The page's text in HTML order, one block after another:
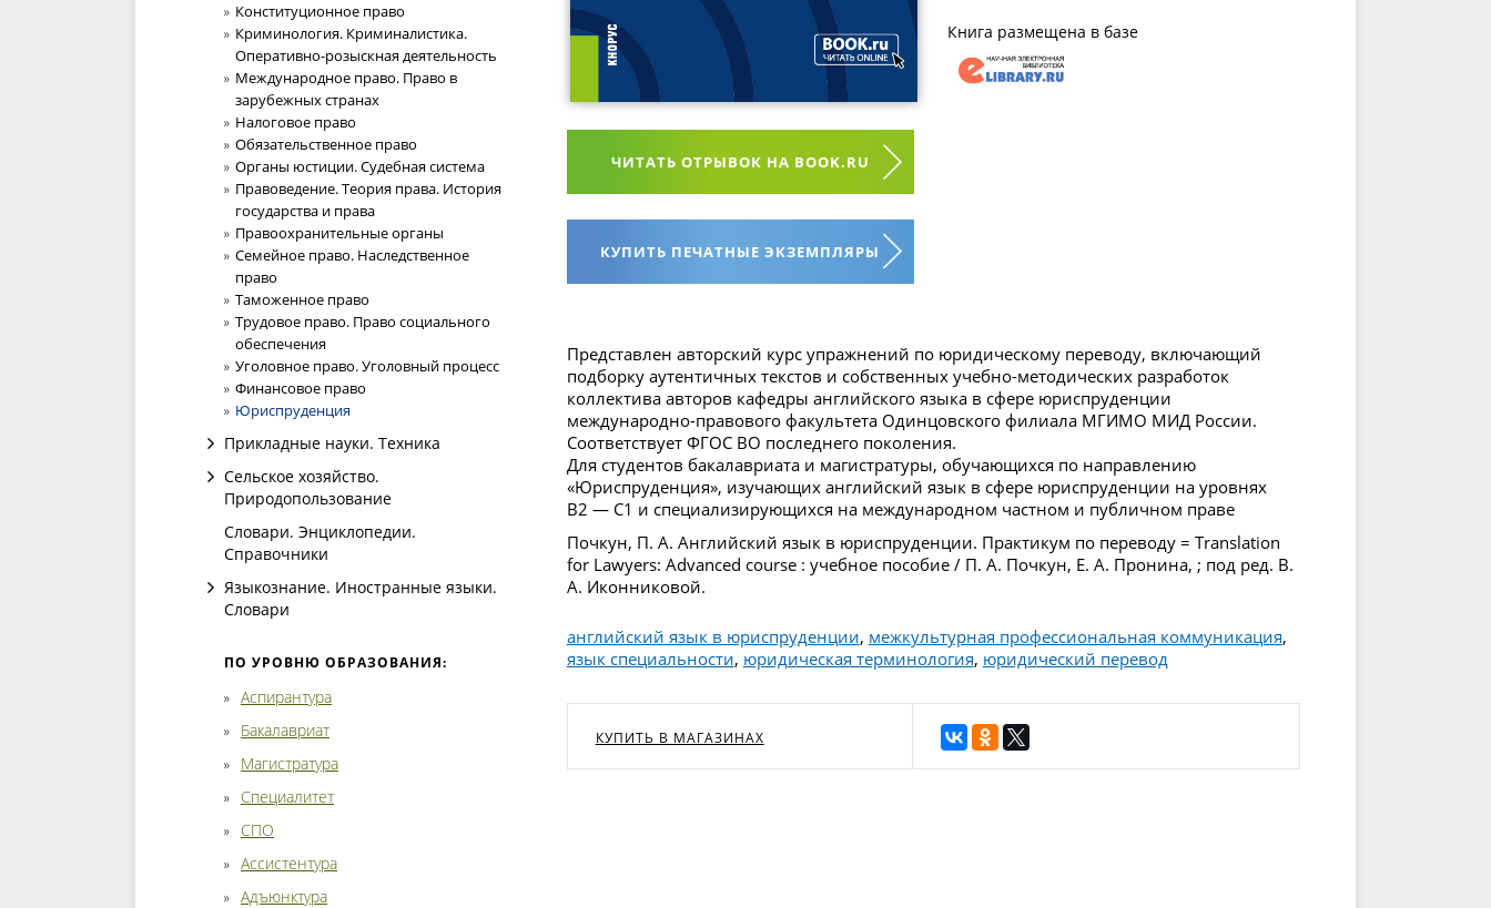
Конституционное право
Криминология. Криминалистика.
Оперативно-розыскная деятельность
Международное право. Право в
зарубежных странах
Налоговое право
Обязательственное право
Органы юстиции. Судебная система
Правоведение. Теория права. История
государства и права
Правоохранительные органы
Семейное право. Наследственное
право
Таможенное право
Трудовое право. Право социального
обеспечения
Уголовное право. Уголовный процесс
Финансовое право
Юриспруденция
Прикладные науки. Техника
Сельское хозяйство.
Природопользование
Словари. Энциклопедии.
Справочники
Языкознание. Иностранные языки.
Словари
ПО УРОВНЮ ОБРАЗОВАНИЯ:
Аспирантура
Бакалавриат
Магистратура
Специалитет
СПО
Ассистентура
Адъюнктура
ЧИТАТЬ ОТРЫВОК НА BOOK.RU
КУПИТЬ ПЕЧАТНЫЕ ЭКЗЕМПЛЯРЫ
Книга размещена в базе
Представлен авторский курс упражнений по юридическому переводу, включающий
подборку аутентичных текстов и собственных учебно-методических разработок
коллектива авторов кафедры английского языка в сфере юриспруденции
международно-правового факультета Одинцовского филиала МГИМО МИД России.
Соответствует ФГОС ВО последнего поколения.
Для студентов бакалавриата и магистратуры, обучающихся по направлению
«Юриспруденция», изучающих английский язык в сфере юриспруденции на уровнях
B2 — C1 и специализирующихся на международном частном и публичном праве
Почкун, П. А. Английский язык в юриспруденции. Практикум по переводу = Translation
for Lawyers: Advanced course : учебное пособие / П. А. Почкун, Е. А. Пронина, ; под ред. В.
А. Иконниковой.
английский язык в юриспруденции, межкультурная профессиональная коммуникация,
язык специальности, юридическая терминология, юридический перевод
КУПИТЬ В МАГАЗИНАХ